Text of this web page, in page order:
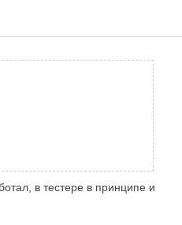
в тестере в принципе и